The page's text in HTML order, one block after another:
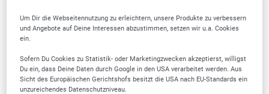
Als Familienunternehmen ist es uns besonders
wichtig, dass unsere Werte im kompletten
#TeamSellwerk gelebt werden. Bei uns werden
WERTE großgeschrieben und wir verbinden
Um Dir die Webseitennutzung zu erleichtern, unsere Produkte zu verbessern
und Angebote auf Deine Interessen abzustimmen, setzen wir u.a. Cookies
ein.
Sofern Du Cookies zu Statistik- oder Marketingzwecken akzeptierst, willigst
Du ein, dass Deine Daten durch Google in den USA verarbeitet werden. Aus
Sicht des Europäischen Gerichtshofs besitzt die USA nach EU-Standards ein
unzureichendes Datenschutzniveau.